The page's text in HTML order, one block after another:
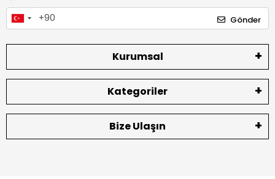
Gönder
Kurumsal
Kategoriler
Bize Ulaşın